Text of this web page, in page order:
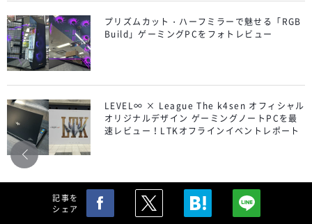
プリズムカット・ハーフミラーで魅せる「RGB
Build」ゲーミングPCをフォトレビュー
LEVEL∞ × League The k4sen オフィシャル
オリジナルデザイン ゲーミングノートPCを最
速レビュー！LTKオフラインイベントレポート
記事を
シェア